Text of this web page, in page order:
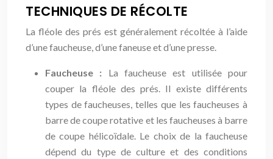
TECHNIQUES DE RÉCOLTE
La fléole des prés est généralement récoltée à l’aide
d’une faucheuse, d’une faneuse et d’une presse.
Faucheuse : La faucheuse est utilisée pour
couper la fléole des prés. Il existe différents
types de faucheuses, telles que les faucheuses à
barre de coupe rotative et les faucheuses à barre
de coupe hélicoïdale. Le choix de la faucheuse
dépend du type de culture et des conditions